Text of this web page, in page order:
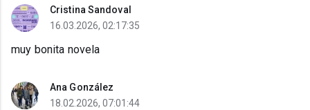
Cristina Sandoval
16.03.2026, 02:17:35
muy bonita novela
Ana González
18.02.2026, 07:01:44